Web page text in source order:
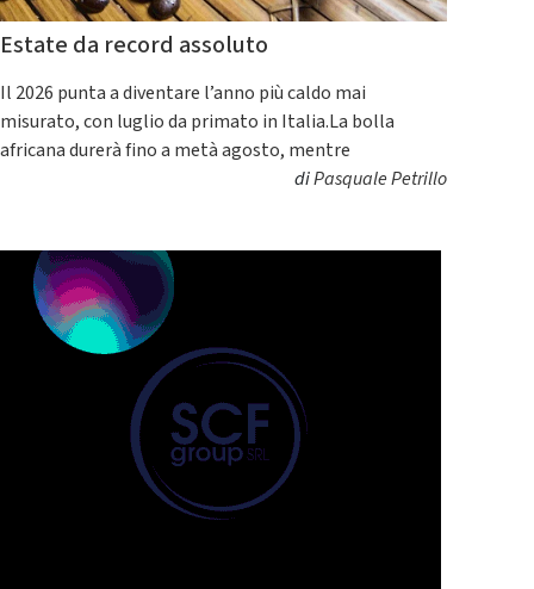
Estate da record assoluto
Il 2026 punta a diventare l’anno più caldo mai
misurato, con luglio da primato in Italia.La bolla
africana durerà fino a metà agosto, mentre
diPasquale Petrillo